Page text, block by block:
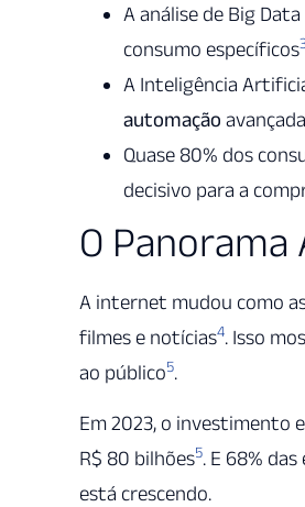
A análise de Big
consumo específicos
A Inteligência
automação avançada
Quase 80% dos
decisivo para a
O
A internet mudou como
filmes e notícias4. Isso
ao público5.
Em 2023, o investimento
R$ 80 bilhões5. E 68%
está crescendo.